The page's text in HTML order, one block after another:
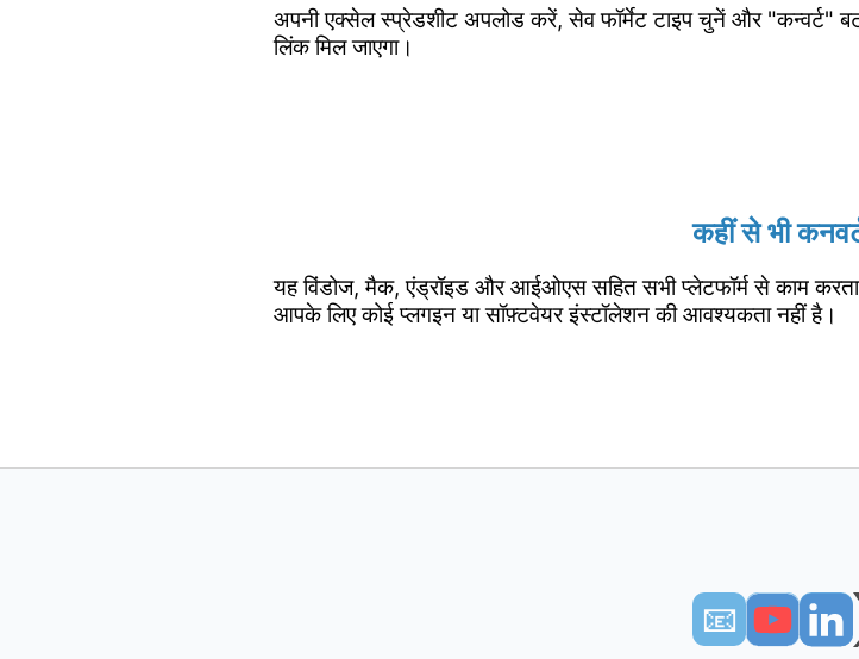
अपनी एक्सेल स्प्रेडशीट अपलोड करें, सेव फॉर्मेट टाइप चुनें और "कन्वर्ट"
लिंक मिल जाएगा।
कहीं से भी
यह विंडोज, मैक, एंड्रॉइड और आईओएस सहित सभी प्लेटफॉर्म से काम करता
आपके लिए कोई प्लगइन या सॉफ़्टवेयर इंस्टॉलेशन की आवश्यकता नहीं है।
📧︎